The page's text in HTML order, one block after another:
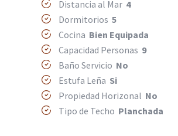
Distancia al Mar 4
Dormitorios5
Cocina Bien Equipada
Capacidad Personas 9
Baño Servicio No
Estufa Leña Si
Propiedad Horizonal No
Tipo de Techo Planchada